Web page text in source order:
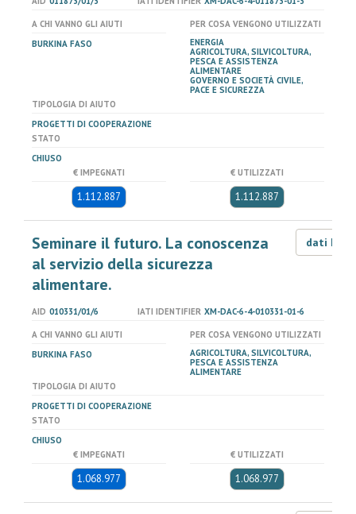
A CHI VANNO GLI AIUTI
BURKINA FASO
PER COSA VENGONO UTILIZZATI
ENERGIA
AGRICOLTURA, SILVICOLTURA,
PESCA E ASSISTENZA
ALIMENTARE
GOVERNO E SOCIETÀ CIVILE,
PACE E SICUREZZA
TIPOLOGIA DI AIUTO
PROGETTI DI COOPERAZIONE
STATO
CHIUSO
€ IMPEGNATI
1.112.887
€ UTILIZZATI
1.112.887
Seminare il futuro. La conoscenza
al servizio della sicurezza
alimentare.
dati LOD
AID 010331/01/6 IATI IDENTIFIER XM-DAC-6-4-010331-01-6
A CHI VANNO GLI AIUTI
BURKINA FASO
PER COSA VENGONO UTILIZZATI
AGRICOLTURA, SILVICOLTURA,
PESCA E ASSISTENZA
ALIMENTARE
TIPOLOGIA DI AIUTO
PROGETTI DI COOPERAZIONE
STATO
CHIUSO
€ IMPEGNATI
1.068.977
€ UTILIZZATI
1.068.977